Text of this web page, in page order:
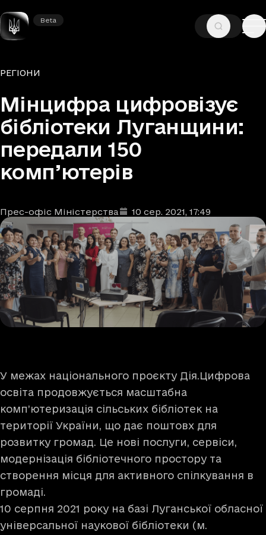
Beta
Beta
ГОЛОВНА
Рубрики
РЕГІОНИ
Мінцифра цифровізує
бібліотеки Луганщини:
передали 150
комп’ютерів
Автори
Прес-офіс Міністерства
Дата та час публікації: 10 сер. 2021, 17:49
У межах національного проєкту Дія.Цифрова
освіта продовжується масштабна
комп’ютеризація сільських бібліотек на
території України, що дає поштовх для
розвитку громад. Це нові послуги, сервіси,
модернізація бібліотечного простору та
створення місця для активного спілкування в
громаді.
10 серпня 2021 року на базі Луганської обласної
універсальної наукової бібліотеки (м.